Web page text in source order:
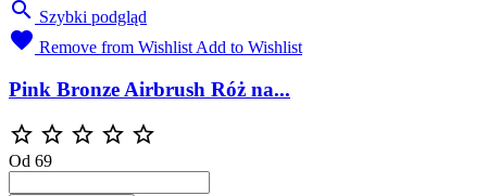
 Szybki podgląd
 Remove from Wishlist Add to Wishlist
Pink Bronze Airbrush Róż na...
    
Od 69